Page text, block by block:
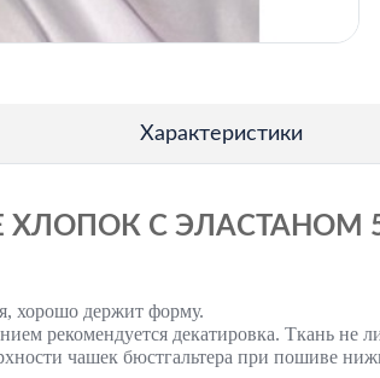
Характеристики
С ЭЛАСТАНОМ
хорошо держит форму.
рекомендуется декатировка. Ткань не
чашек бюстгальтера при пошиве